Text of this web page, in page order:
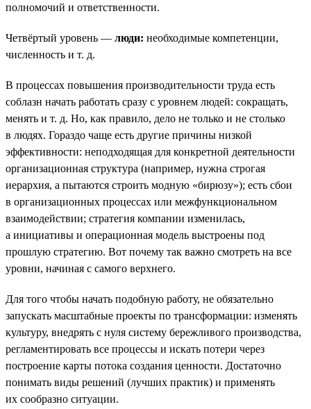
полномочий и ответственности.
Четвёртый уровень — люди: необходимые компетенции,
численность и т. д.
В процессах повышения производительности труда есть
соблазн начать работать сразу с уровнем людей: сокращать,
менять и т. д. Но, как правило, дело не только и не столько
в людях. Гораздо чаще есть другие причины низкой
эффективности: неподходящая для конкретной деятельности
организационная структура (например, нужна строгая
иерархия, а пытаются строить модную «бирюзу»); есть сбои
в организационных процессах или межфункциональном
взаимодействии; стратегия компании изменилась,
а инициативы и операционная модель выстроены под
прошлую стратегию. Вот почему так важно смотреть на все
уровни, начиная с самого верхнего.
Для того чтобы начать подобную работу, не обязательно
запускать масштабные проекты по трансформации: изменять
культуру, внедрять с нуля систему бережливого производства,
регламентировать все процессы и искать потери через
построение карты потока создания ценности. Достаточно
понимать виды решений (лучших практик) и применять
их сообразно ситуации.